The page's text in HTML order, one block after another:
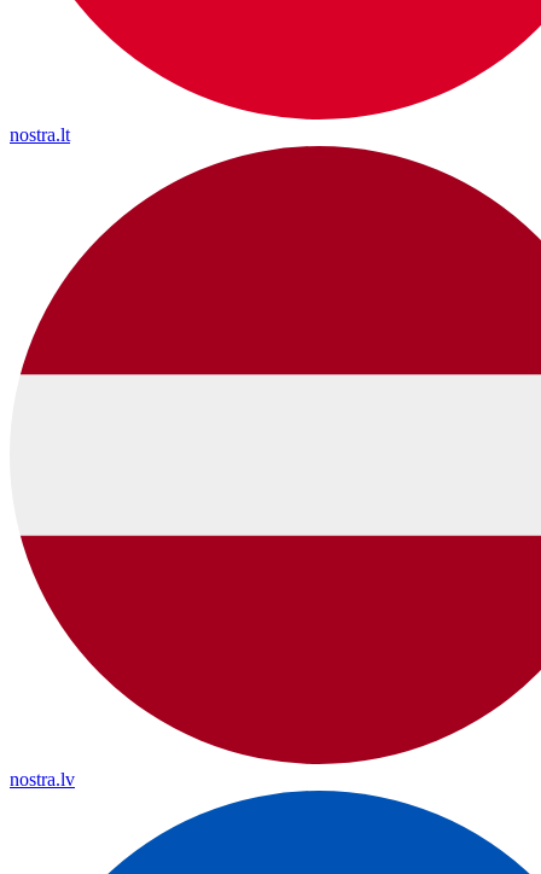
nostra.lt
nostra.lv